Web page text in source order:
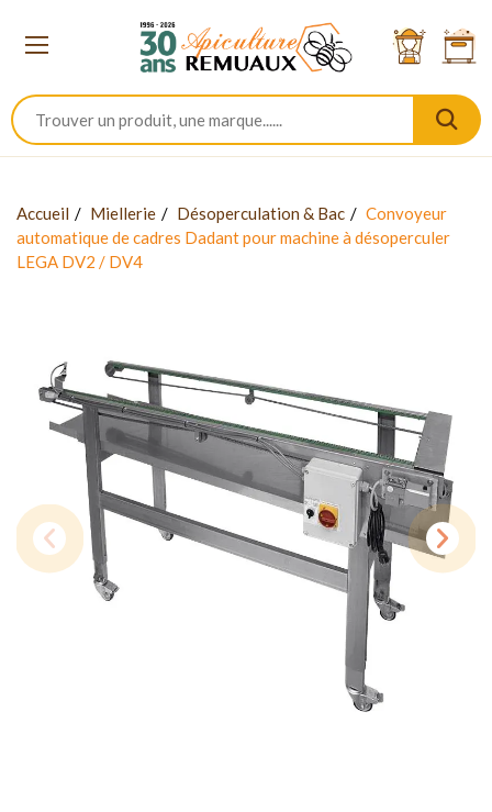
Accueil Miellerie Désoperculation & Bac
Convoyeur
automatique de cadres Dadant pour machine à désoperculer
LEGA DV2 / DV4